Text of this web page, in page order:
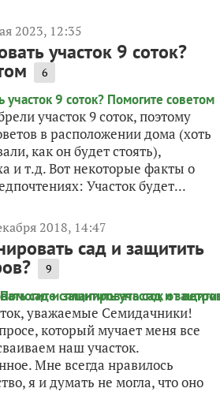
2023, 12:35
участок 9 соток?
6
участок 9 соток, поэтому
в расположении дома (хоть
как он будет стоять),
и т.д. Вот некоторые факты о
Участок будет...
2018, 14:47
сад и защитить
9
уважаемые Семидачники!
который мучает меня все
наш участок.
Мне всегда нравилось
я и думать не могла, что оно